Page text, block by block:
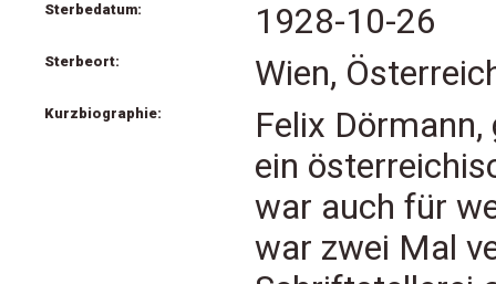
Sterbedatum: 1928-10-26
Sterbeort: Wien,
Kurzbiographie:
Felix
ein
war auch für
war zwei Mal